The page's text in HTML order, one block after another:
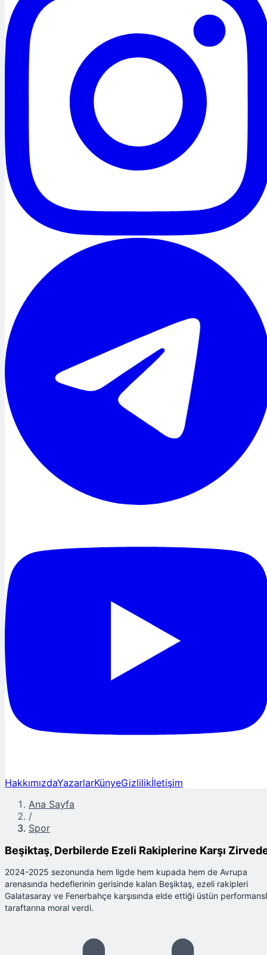
HakkımızdaYazarlarKünyeGizlilikİletişim
Ana Sayfa
/
Spor
Beşiktaş, Derbilerde Ezeli Rakiplerine Karşı
2024-2025 sezonunda hem ligde hem kupada hem de Avrupa
arenasında hedeflerinin gerisinde kalan Beşiktaş, ezeli rakipleri
Galatasaray ve Fenerbahçe karşısında elde ettiği üstün
taraftarına moral verdi.